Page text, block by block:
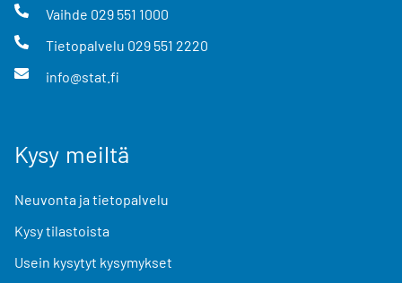
Vaihde 029 551 1000
Tietopalvelu 029 551 2220
info@stat.fi
Kysy meiltä
Neuvonta ja tietopalvelu
Kysy tilastoista
Usein kysytyt kysymykset